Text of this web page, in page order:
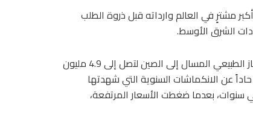
مشترٍ في العالم وارداته قبل ذروة الطلب
الشرق الأوسط.
وبحسب بيانات تتبع السفن التي جمعتها “بلومبرج”، ارتفعت شحنات الغاز الطبيعي المسال إلى الصين لتصل إلى 4.9 مليون
عن الانكماشات السنوية التي شهدتها
بعدما ضغطت الأسعار المرتفعة،